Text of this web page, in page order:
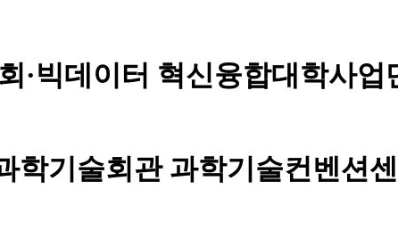
·빅데이터 혁신융합대학사업
학기술회관 과학기술컨벤션